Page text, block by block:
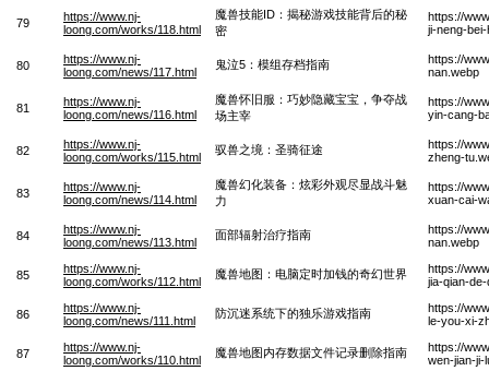
79
https://www.nj-
loong.com/works/118.html
魔兽技能ID：揭秘游戏技能背后的秘
密
https://
ji-neng-
80
https://www.nj-
loong.com/news/117.html
鬼泣5：模组存档指南
https://
nan.webp
81
https://www.nj-
loong.com/news/116.html
魔兽怀旧服：巧妙隐藏宝宝，争夺战
场主宰
https://
yin-cang-
82
https://www.nj-
loong.com/works/115.html
驭兽之境：圣骑征途
https://
zheng-
83
https://www.nj-
loong.com/news/114.html
魔兽幻化装备：炫彩外观尽显战斗魅
力
https://
xuan-cai-
84
https://www.nj-
loong.com/news/113.html
面部辐射治疗指南
https://
nan.webp
85
https://www.nj-
loong.com/works/112.html
魔兽地图：电脑定时加钱的奇幻世界
https://
jia-qian-
86
https://www.nj-
loong.com/news/111.html
防沉迷系统下的独乐游戏指南
https://
le-you-xi-
87
https://www.nj-
loong.com/works/110.html
魔兽地图内存数据文件记录删除指南
https://
wen-jian-ji-